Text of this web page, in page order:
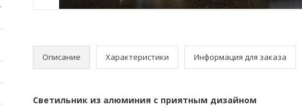
Описание Характеристики Информация для заказа
Светильник из алюминия с приятным дизайном